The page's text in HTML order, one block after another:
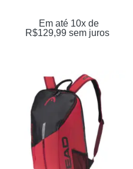
Em até 10x de
R$129,99 sem juros